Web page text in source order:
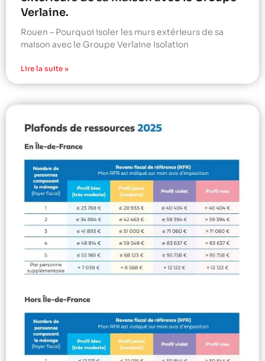
Verlaine.
Rouen – Pourquoi isoler les murs extérieurs de sa
maison avec le Groupe Verlaine Isolation
Lire la suite »